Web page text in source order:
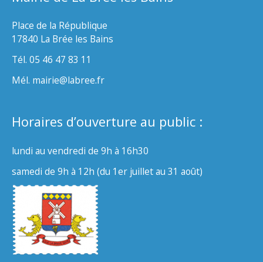
Place de la République
17840 La Brée les Bains
Tél. 05 46 47 83 11
Mél. mairie@labree.fr
Horaires d’ouverture au public :
lundi au vendredi de 9h à 16h30
samedi de 9h à 12h (du 1er juillet au 31 août)